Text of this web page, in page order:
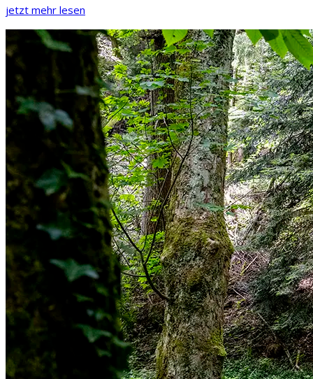
jetzt mehr lesen